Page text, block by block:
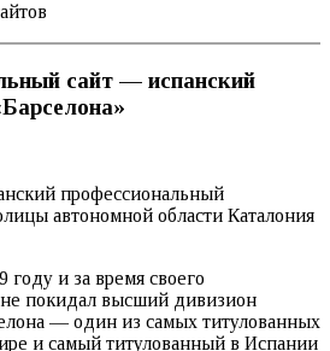
сайт — испанский
профессиональный
автономной области Каталония
году и за время своего
покидал высший дивизион
— один из самых титулованных
и самый титулованный в Испании